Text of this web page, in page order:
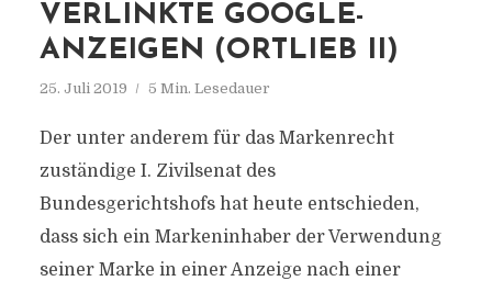
VERLINKTE GOOGLE-
ANZEIGEN (ORTLIEB II)
25. Juli 2019 5 Min. Lesedauer
Der unter anderem für das Markenrecht
zuständige I. Zivilsenat des
Bundesgerichtshofs hat heute entschieden,
dass sich ein Markeninhaber der Verwendung
seiner Marke in einer Anzeige nach einer